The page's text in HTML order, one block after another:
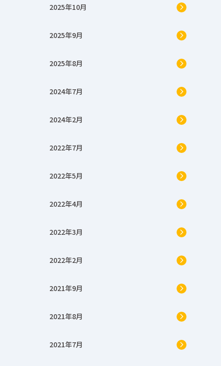
2025年10月
2025年9月
2025年8月
2024年7月
2024年2月
2022年7月
2022年5月
2022年4月
2022年3月
2022年2月
2021年9月
2021年8月
2021年7月